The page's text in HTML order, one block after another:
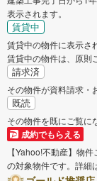
表示されます。
賃貸中
賃貸中の物件に表示さ
賃貸中の物件は、原則
請求済
その物件が資料請求・
既読
その物件を既にご覧に
成約でもらえる
【Yahoo!不動産】物
の対象物件です。詳細